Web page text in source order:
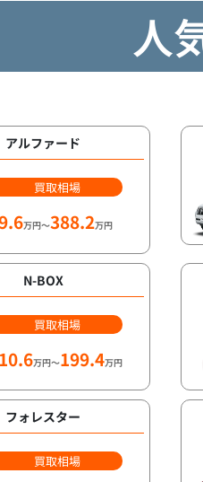
人
アルファード
買取相場
万円～388.2万円
N-BOX
買取相場
10.6万円～199.4万円
フォレスター
買取相場